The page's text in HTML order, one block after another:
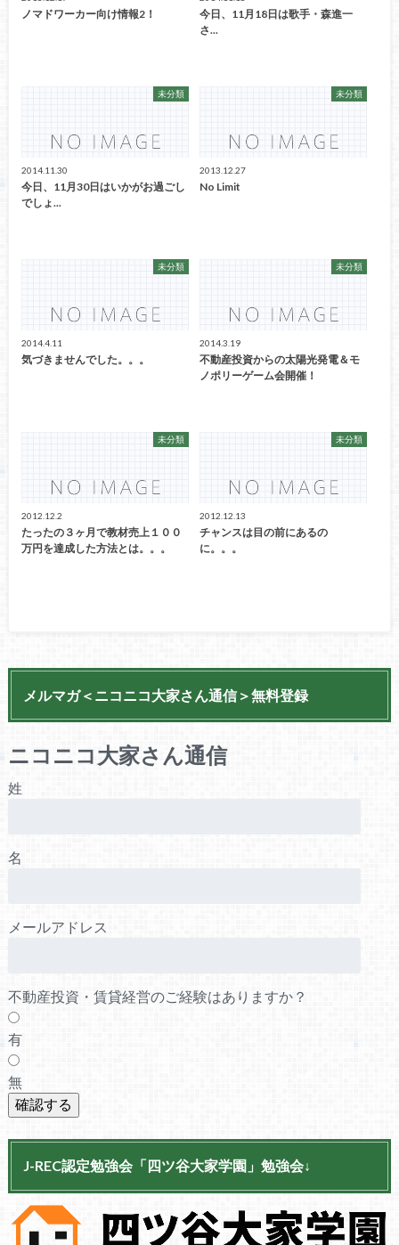
ノマドワーカー向け情報2！
今日、11月18日は歌手・森進一
さ...
未分類
2014.11.30
今日、11月30日はいかがお過ごし
でしょ...
未分類
2013.12.27
No Limit
未分類
2014.4.11
気づきませんでした。。。
未分類
2014.3.19
不動産投資からの太陽光発電＆モ
ノポリーゲーム会開催！
未分類
2012.12.2
たったの３ヶ月で教材売上１００
万円を達成した方法とは。。。
未分類
2012.12.13
チャンスは目の前にあるの
に。。。
メルマガ＜ニコニコ大家さん通信＞無料登録
ニコニコ大家さん通信
姓
名
メールアドレス
不動産投資・賃貸経営のご経験はありますか？
有
無
J-REC認定勉強会「四ツ谷大家学園」勉強会↓